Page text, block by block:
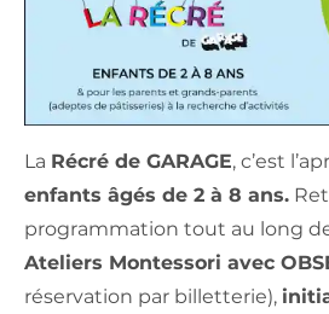
La Récré de GARAGE, c’est
enfants âgés de 2 à 8 ans.
programmation tout au long
Ateliers Montessori avec
réservation par billetterie),